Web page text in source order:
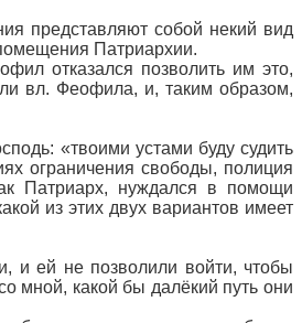
представляют собой некий вид
Патриархии.
отказался позволить им это,
вл. Феофила, и, таким образом,
«твоими устами буду судить
ограничения свободы, полиция
Патриарх, нуждался в помощи
из этих двух вариантов имеет
и ей не позволили войти, чтобы
мной, какой бы далёкий путь они